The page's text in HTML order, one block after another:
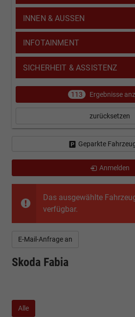
Das ausgewählte
verfügbar.
E-Mail-Anfrage an
Skoda Fabia
Alle
INNEN & AUSSEN
INFOTAINMENT
SICHERHEIT & ASSISTENZ
113 Ergebnisse
zurücksetzen
Geparkte
Anmelden